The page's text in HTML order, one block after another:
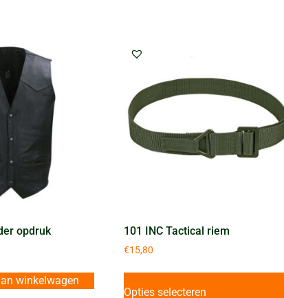
opdruk
winkelwagen
101 INC Tactical riem
€15,80
Opties selecteren